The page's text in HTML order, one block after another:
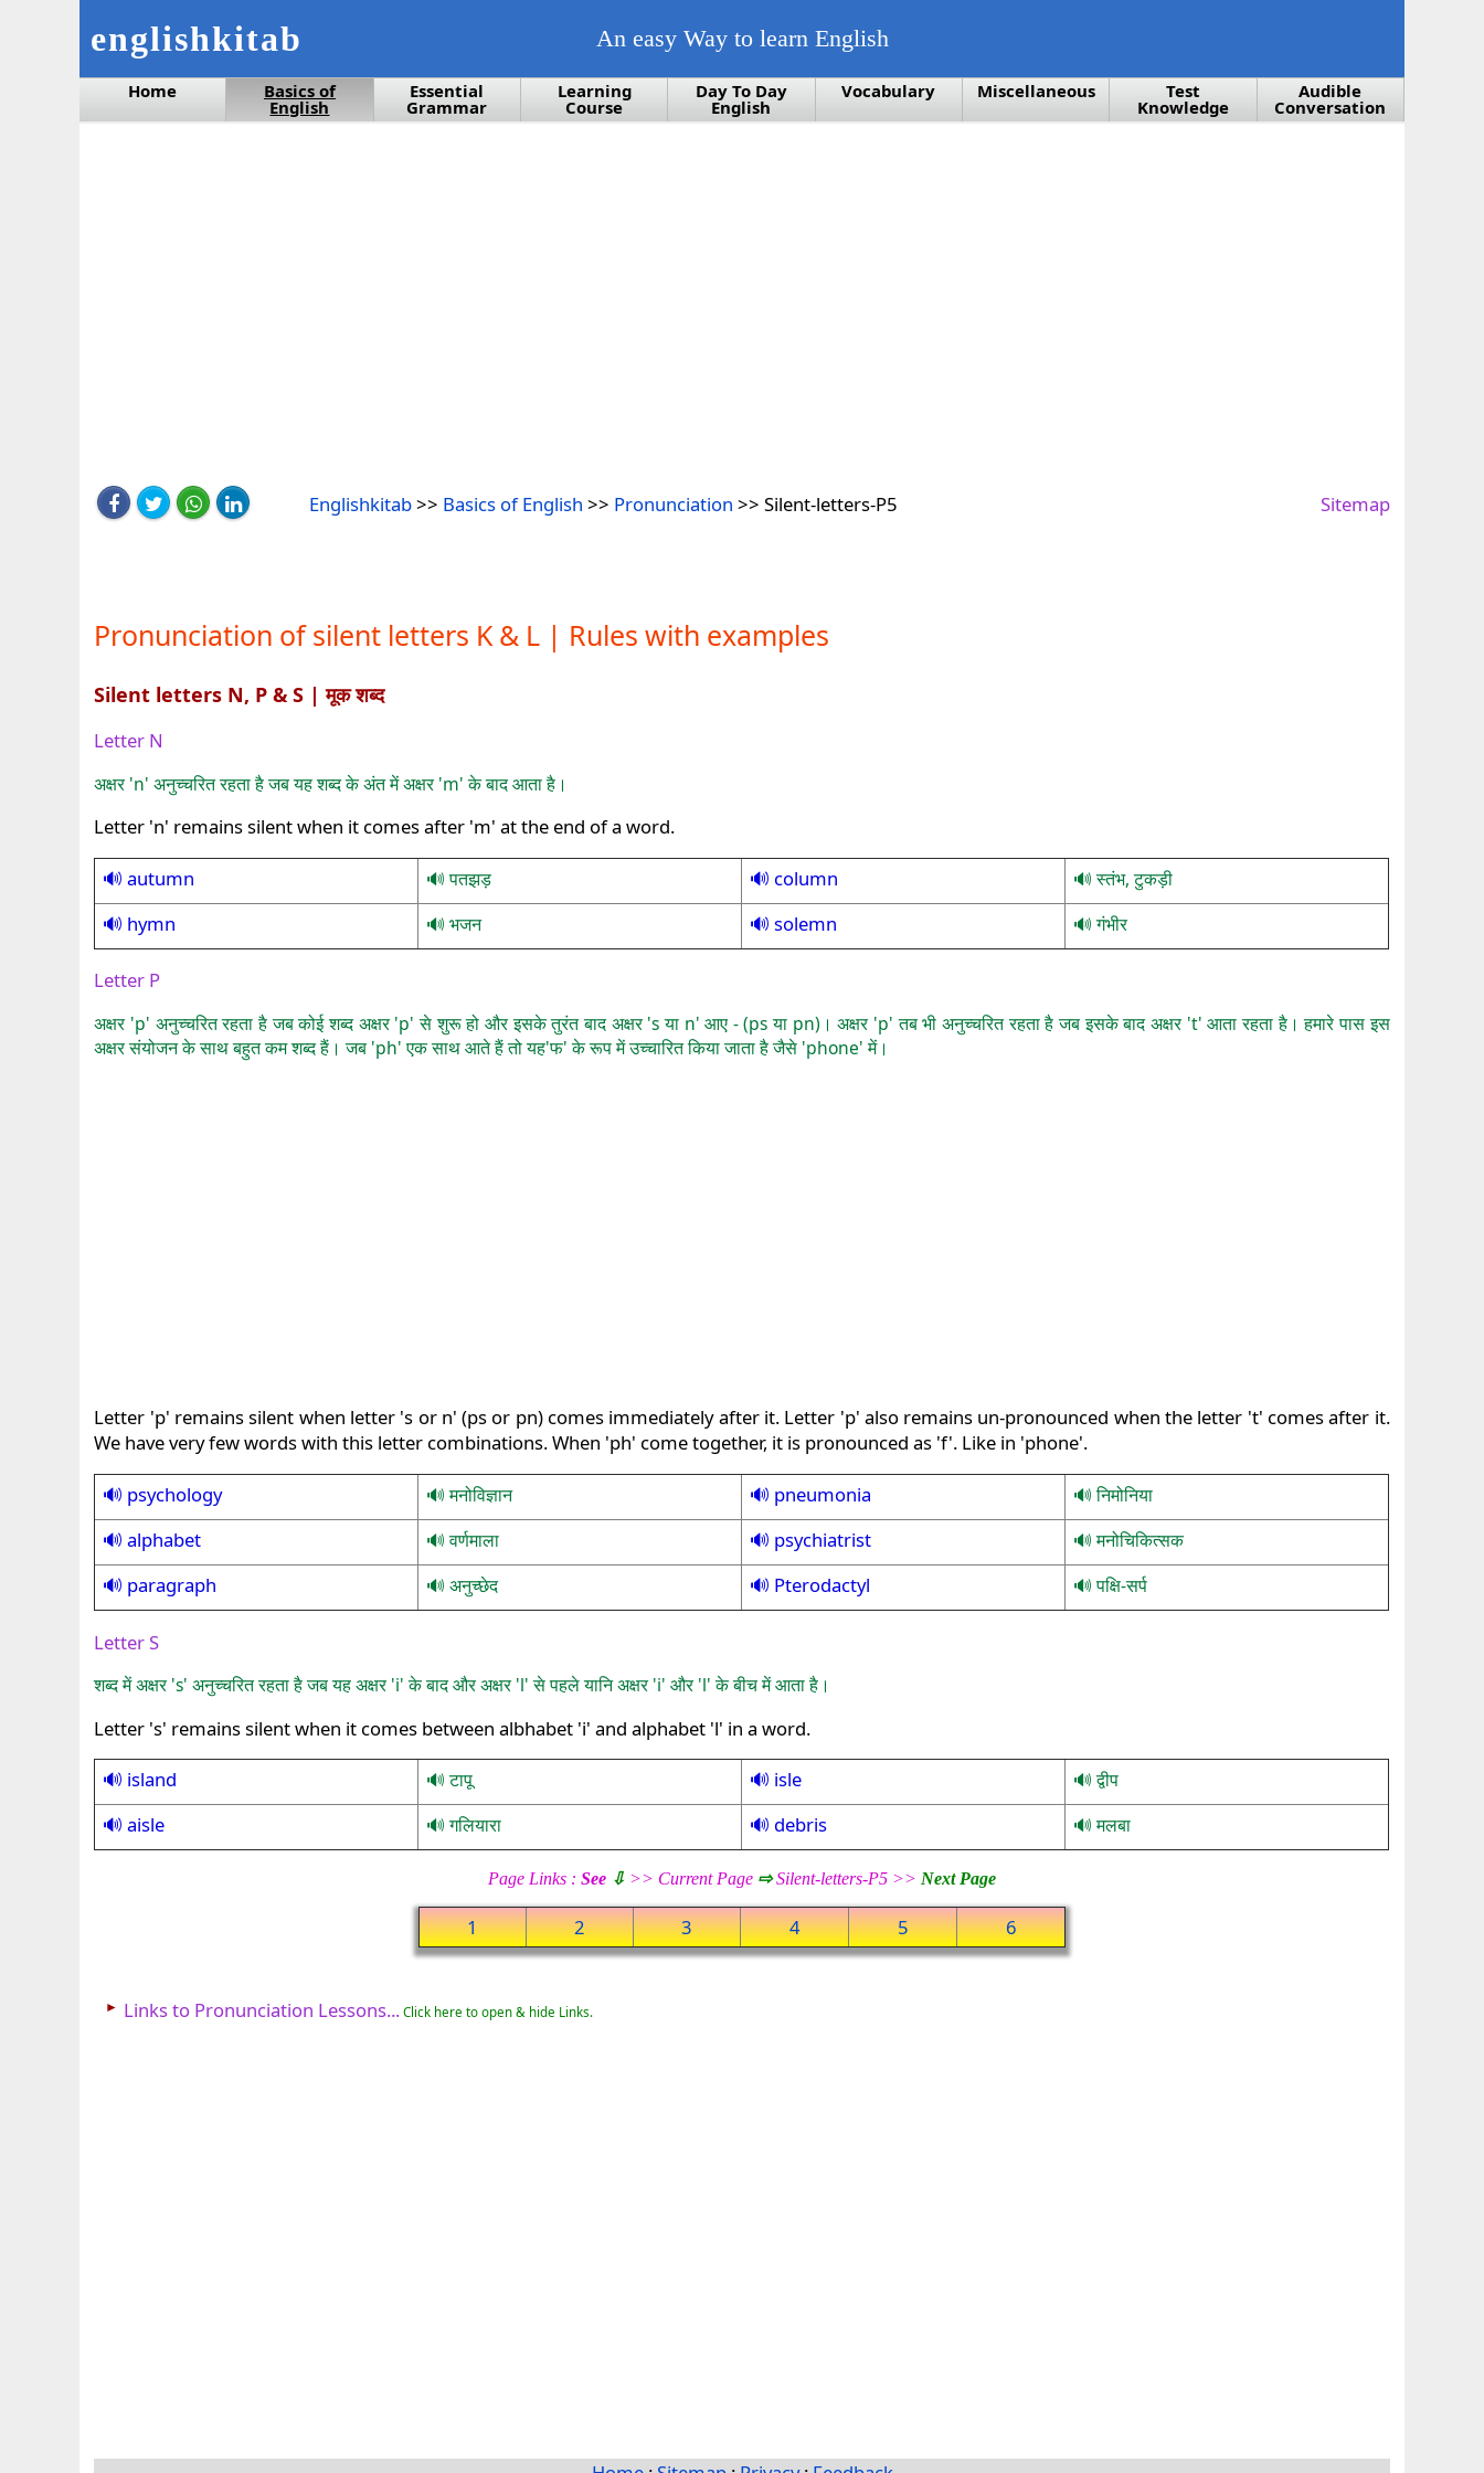
englishkitab An easy Way to learn English
Home Basics of
English
Essential
Grammar
Learning
Course
Day To Day
English
Vocabulary Miscellaneous Test
Knowledge
Audible
Conversation
Englishkitab>> Basics of English >> Pronunciation >> Silent-letters-P5 Sitemap
Pronunciation of silent letters K & L | Rules with examples
Silent letters N, P & S | मूक शब्द
Letter N
अक्षर 'n' अनुच्चरित रहता है जब यह शब्द के अंत में अक्षर 'm' के बाद आता है।
Letter 'n' remains silent when it comes after 'm' at the end of a word.
autumn पतझड़ column स्तंभ, टुकड़ी
hymn भजन solemn गंभीर
Letter P
अक्षर 'p' अनुच्चरित रहता है जब कोई शब्द अक्षर 'p' से शुरू हो और इसके तुरंत बाद अक्षर 's या n' आए - (ps या pn)। अक्षर 'p' तब भी अनुच्चरित रहता है जब इसके बाद अक्षर 't' आता रहता है। हमारे पास इस
अक्षर संयोजन के साथ बहुत कम शब्द हैं। जब 'ph' एक साथ आते हैं तो यह'फ' के रूप में उच्चारित किया जाता है जैसे 'phone' में।
Letter 'p' remains silent when letter 's or n' (ps or pn) comes immediately after it. Letter 'p' also remains un-pronounced when the letter 't' comes after it.
We have very few words with this letter combinations. When 'ph' come together, it is pronounced as 'f'. Like in 'phone'.
psychology मनोविज्ञान pneumonia निमोनिया
alphabet वर्णमाला psychiatrist मनोचिकित्सक
paragraph अनुच्छेद Pterodactyl पक्षि-सर्प
Letter S
शब्द में अक्षर 's' अनुच्चरित रहता है जब यह अक्षर 'i' के बाद और अक्षर 'l' से पहले यानि अक्षर 'i' और 'l' के बीच में आता है।
Letter 's' remains silent when it comes between albhabet 'i' and alphabet 'l' in a word.
island टापू isle द्वीप
aisle गलियारा debris मलबा
Page Links : See ⇩ >> Current Page ⇨Silent-letters-P5 >> Next Page
1 2 3 4 5 6
► Links to Pronunciation Lessons... Click here to open & hide Links.